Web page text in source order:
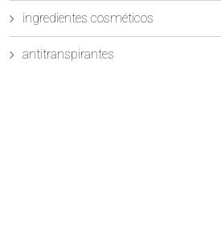
ingredientes cosméticos
antitranspirantes